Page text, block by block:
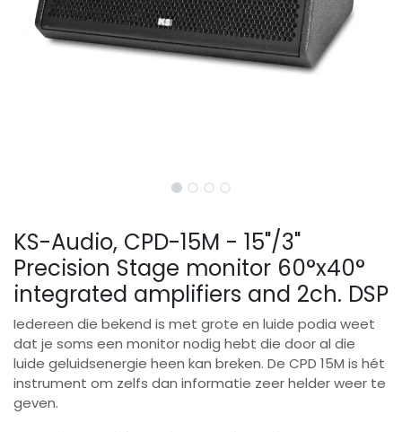
KS-Audio, CPD-15M - 15"/3"
Precision Stage monitor 60°x40°
integrated amplifiers and 2ch. DSP
Iedereen die bekend is met grote en luide podia weet
dat je soms een monitor nodig hebt die door al die
luide geluidsenergie heen kan breken. De CPD 15M is hét
instrument om zelfs dan informatie zeer helder weer te
geven.